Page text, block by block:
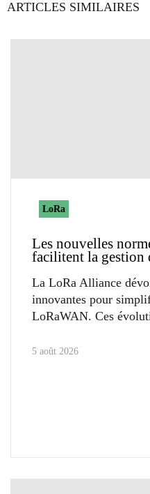
ARTICLES SIMILAIRES
LoRa
Les nouvelles
facilitent la gestion
La LoRa Alliance
innovantes pour
LoRaWAN. Ces
5 août 2026